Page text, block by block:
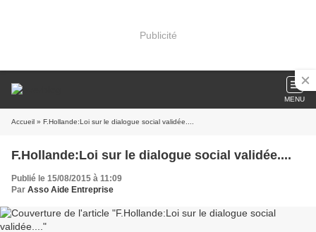
Publicité
MENU
Accueil » F.Hollande:Loi sur le dialogue social validée....
F.Hollande:Loi sur le dialogue social validée....
Publié le 15/08/2015 à 11:09
Par Asso Aide Entreprise